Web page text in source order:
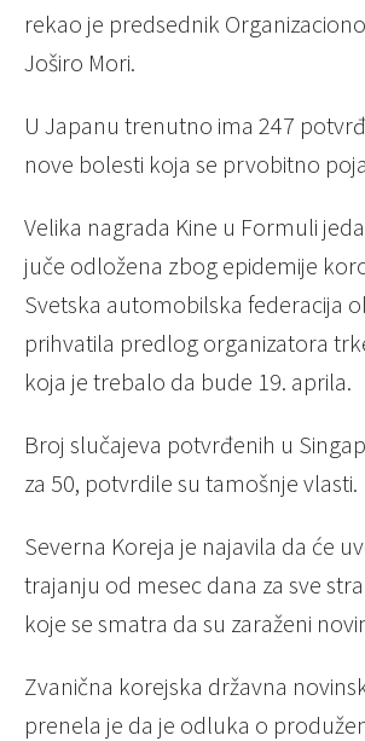
rekao je predsednik
Joširo Mori.
U Japanu trenutno ima 247
nove bolesti koja se prvobitno
Velika nagrada Kine u Formuli
juče odložena zbog epidemije
Svetska automobilska federacija
prihvatila predlog organizatora
koja je trebalo da bude 19. aprila.
Broj slučajeva potvrđenih u
za 50, potvrdile su tamošnje vlasti.
Severna Koreja je najavila da će
trajanju od mesec dana za sve
koje se smatra da su zaraženi
Zvanična korejska državna
prenela je da je odluka o